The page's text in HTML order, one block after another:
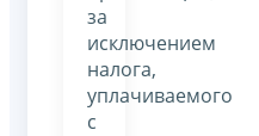
за
исключением
налога,
уплачиваемого
с